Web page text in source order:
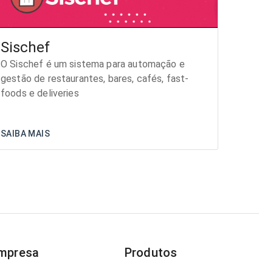
Sischef
O Sischef é um sistema para automação e
gestão de restaurantes, bares, cafés, fast-
foods e deliveries
SAIBA MAIS
Produtos